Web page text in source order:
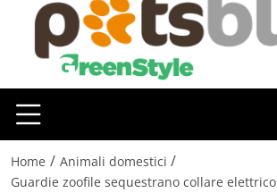
Home / Animali domestici /
Guardie zoofile sequestrano collare elettrico